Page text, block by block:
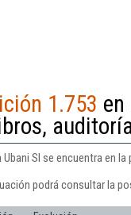
1.753
Ubani Sl se encuentra en
podrá consultar la